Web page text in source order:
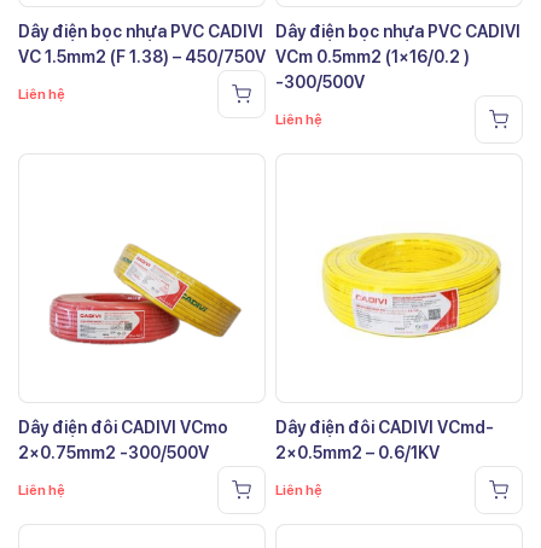
Dây điện bọc nhựa PVC CADIVI
VC 1.5mm2 (F 1.38) – 450/750V
Liên hệ
Dây điện bọc nhựa PVC CADIVI
VCm 0.5mm2 (1×16/0.2 )
-300/500V
Liên hệ
Dây điện đôi CADIVI VCmo
2×0.75mm2 -300/500V
Liên hệ
Dây điện đôi CADIVI VCmd-
2×0.5mm2 – 0.6/1KV
Liên hệ